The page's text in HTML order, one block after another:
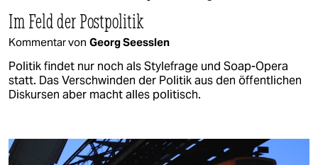
Im Feld der Postpolitik
Kommentar von Georg Seesslen
Politik findet nur noch als Stylefrage und Soap-Opera
statt. Das Verschwinden der Politik aus den öffentlichen
Diskursen aber macht alles politisch.